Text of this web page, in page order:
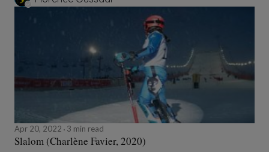
Apr 20, 2022 3 min read
Slalom (Charlène Favier, 2020)